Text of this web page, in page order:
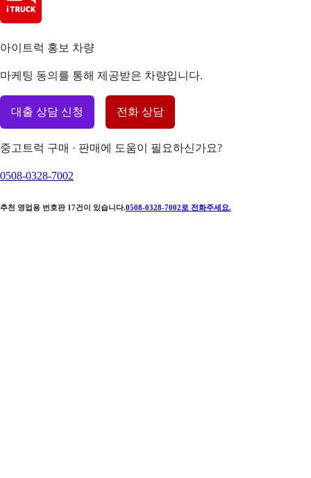
아이트럭 홍보 차량
마케팅 동의를 통해 제공받은 차량입니다.
대출 상담 신청 전화 상담
중고트럭 구매 · 판매에 도움이 필요하신가요?
0508-0328-7002
추천 영업용 번호판 17건이 있습니다.0508-0328-7002 로 전화주세요.